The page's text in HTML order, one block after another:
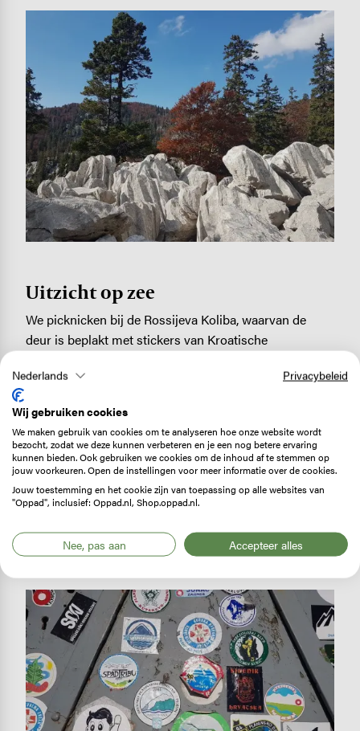
Uitzicht op zee
We picknicken bij de Rossijeva Koliba, waarvan de
deur is beplakt met stickers van Kroatische
van de middag, begint het fris te worden. Als we bijna
verrassing in petto. ‘Kom, we lopen nog even deze
heuvel op.’
‘Branimir! We zijn moe!’
Hij gaat ons vast voor. ’Het duurt maar vijf minuten!’
Hij heeft natuurlijk gelijk. Het uitzicht vanaf de top is
Image
Nederlands Privacybeleid
Wij gebruiken cookies
We maken gebruik van cookies om te analyseren hoe onze website wordt
bezocht, zodat we deze kunnen verbeteren en je een nog betere ervaring
kunnen bieden. Ook gebruiken we cookies om de inhoud af te stemmen op
jouw voorkeuren. Open de instellingen voor meer informatie over de cookies.
Jouw toestemming en het cookie zijn van toepassing op alle websites van
"Oppad", inclusief: Oppad.nl, Shop.oppad.nl.
Nee, pas aan Accepteer alles